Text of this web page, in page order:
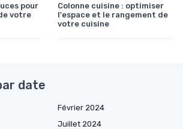
pour
votre
Colonne cuisine : optimiser
l'espace et le rangement de
votre cuisine
date
Février 2024
Juillet 2024